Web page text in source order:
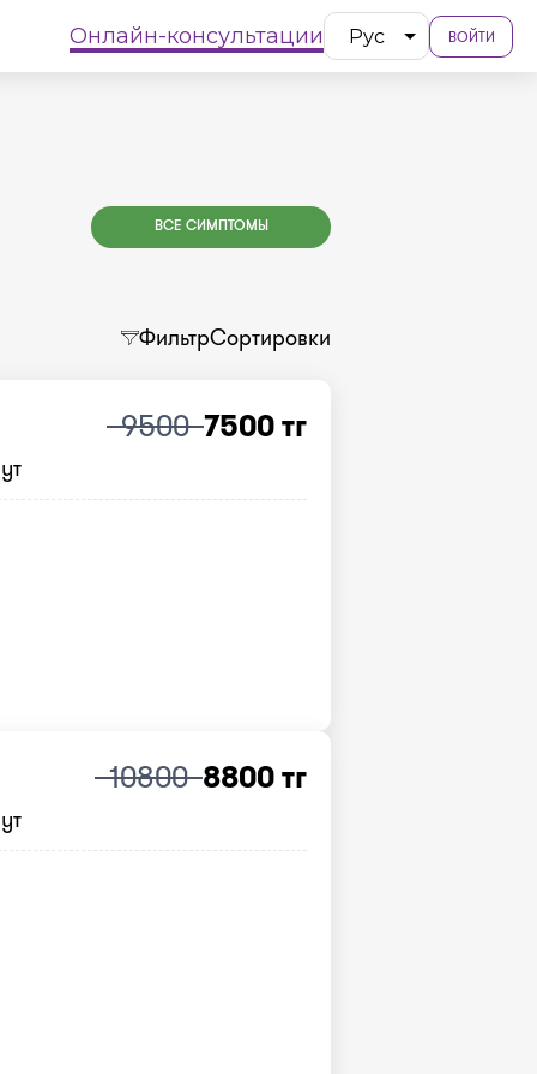
Онлайн-консультации Рус ВОЙТИ
ВСЕ СИМПТОМЫ
ФильтрСортировки
95007500 тг
108008800 тг